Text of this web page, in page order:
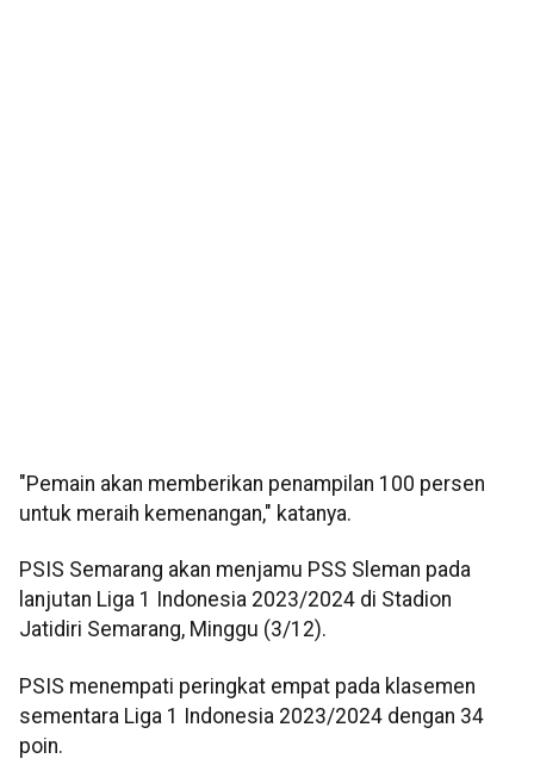
"Pemain akan memberikan penampilan 100 persen
untuk meraih kemenangan," katanya.
PSIS Semarang akan menjamu PSS Sleman pada
lanjutan Liga 1 Indonesia 2023/2024 di Stadion
Jatidiri Semarang, Minggu (3/12).
PSIS menempati peringkat empat pada klasemen
sementara Liga 1 Indonesia 2023/2024 dengan 34
poin.